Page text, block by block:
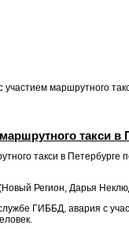
участием маршрутного
такси в
Регион, Дарья
ГИББД, авария с